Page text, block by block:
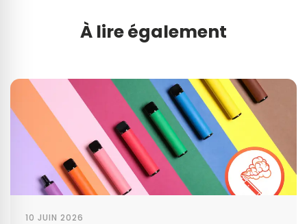
À lire également
10 JUIN 2026